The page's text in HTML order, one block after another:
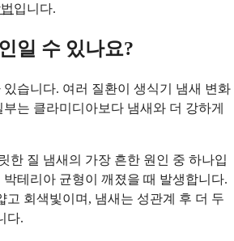
입니다.
일 수 있나요?
습니다. 여러 질환이 생식기 냄새 변화
는 클라미디아보다 냄새와 더 강하게
한 질 냄새의 가장 흔한 원인 중 하나입
테리아 균형이 깨졌을 때 발생합니다.
고 회색빛이며, 냄새는 성관계 후 더 두
다.